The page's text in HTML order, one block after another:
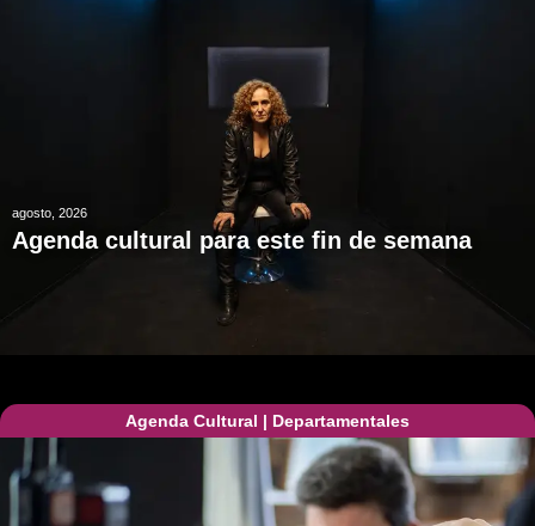
agosto, 2026
Agenda cultural para este fin de semana
Agenda Cultural | Departamentales